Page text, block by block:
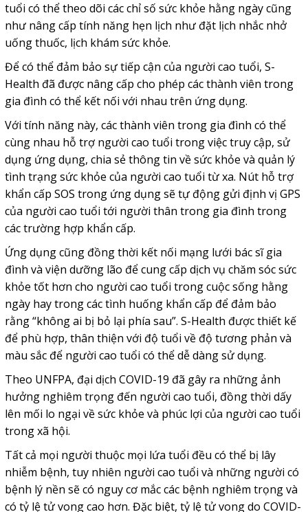
tuổi có thể theo dõi các chỉ số sức khỏe hằng ngày cũng
như nâng cấp tính năng hẹn lịch như đặt lịch nhắc nhở
uống thuốc, lịch khám sức khỏe.
Để có thể đảm bảo sự tiếp cận của người cao tuổi, S-
Health đã được nâng cấp cho phép các thành viên trong
gia đình có thể kết nối với nhau trên ứng dụng.
Với tính năng này, các thành viên trong gia đình có thể
cùng nhau hỗ trợ người cao tuổi trong việc truy cập, sử
dụng ứng dụng, chia sẻ thông tin về sức khỏe và quản lý
tình trạng sức khỏe của người cao tuổi từ xa. Nút hỗ trợ
khẩn cấp SOS trong ứng dụng sẽ tự động gửi định vị GPS
của người cao tuổi tới người thân trong gia đình trong
các trường hợp khẩn cấp.
Ứng dụng cũng đồng thời kết nối mạng lưới bác sĩ gia
đình và viện dưỡng lão để cung cấp dịch vụ chăm sóc sức
khỏe tốt hơn cho người cao tuổi trong cuộc sống hằng
ngày hay trong các tình huống khẩn cấp để đảm bảo
rằng “không ai bị bỏ lại phía sau”. S-Health được thiết kế
để phù hợp, thân thiện với độ tuổi về độ tương phản và
màu sắc để người cao tuổi có thể dễ dàng sử dụng.
Theo UNFPA, đại dịch COVID-19 đã gây ra những ảnh
hưởng nghiêm trọng đến người cao tuổi, đồng thời dấy
lên mối lo ngại về sức khỏe và phúc lợi của người cao tuổi
trong xã hội.
Tất cả mọi người thuộc mọi lứa tuổi đều có thể bị lây
nhiễm bệnh, tuy nhiên người cao tuổi và những người có
bệnh lý nền sẽ có nguy cơ mắc các bệnh nghiêm trọng và
có tỷ lệ tử vong cao hơn. Đặc biệt, tỷ lệ tử vong do COVID-